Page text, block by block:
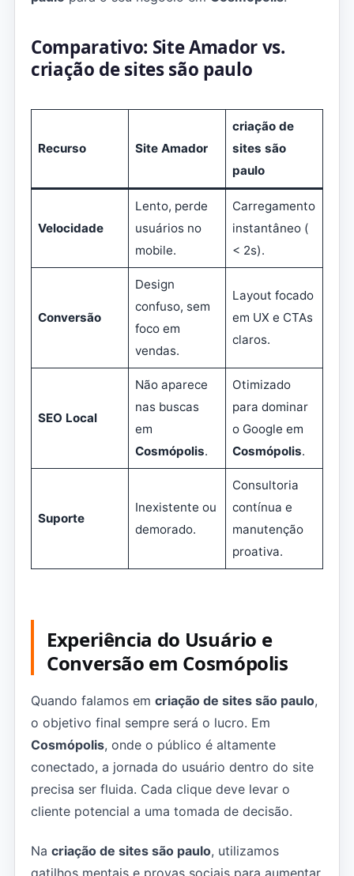
Comparativo: Site Amador vs.
criação de sites são paulo
Recurso Site Amador
criação de
sites são
paulo
Velocidade
Lento, perde
usuários no
mobile.
Carregamento
instantâneo (
< 2s).
Conversão
Design
confuso, sem
foco em
vendas.
Layout focado
em UX e CTAs
claros.
SEO Local
Não aparece
nas buscas
em
Cosmópolis.
Otimizado
para dominar
o Google em
Cosmópolis.
Suporte
Inexistente ou
demorado.
Consultoria
contínua e
manutenção
proativa.
Experiência do Usuário e
Conversão em Cosmópolis
Quando falamos em criação de sites são paulo,
o objetivo final sempre será o lucro. Em
Cosmópolis, onde o público é altamente
conectado, a jornada do usuário dentro do site
precisa ser fluida. Cada clique deve levar o
cliente potencial a uma tomada de decisão.
Na criação de sites são paulo, utilizamos
gatilhos mentais e provas sociais para aumentar